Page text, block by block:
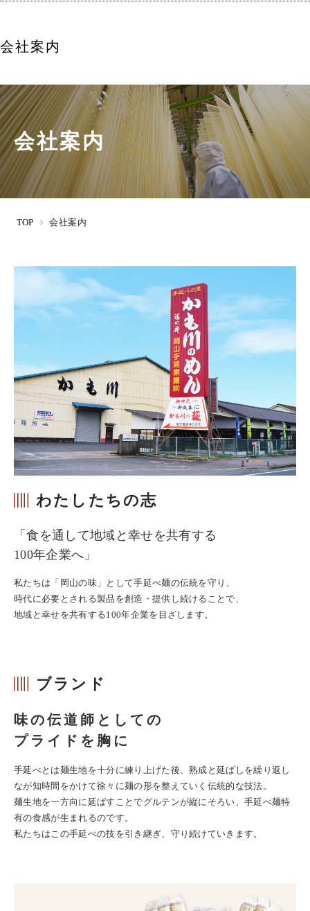
会社案内
会社案内
TOP 会社案内
わたしたちの志
「食を通して地域と幸せを共有する
100年企業へ」
私たちは「岡山の味」として手延べ麺の伝統を守り、
時代に必要とされる製品を創造・提供し続けることで、
地域と幸せを共有する100年企業を目ざします。
ブランド
味の伝道師としての
プライドを胸に
手延べとは麺生地を十分に練り上げた後、熟成と延ばしを繰り返し
なが知時間をかけて徐々に麺の形を整えていく伝統的な技法。
麺生地を一方向に延ばすことでグルテンが縦にそろい、手延べ麺特
有の食感が生まれるのです。
私たちはこの手延べの技を引き継ぎ、守り続けていきます。